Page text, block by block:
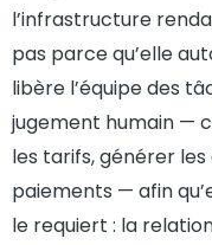
l’infrastructure
pas parce qu’elle
libère l’équipe des
jugement humain —
les tarifs, générer
paiements — afin
le requiert : la